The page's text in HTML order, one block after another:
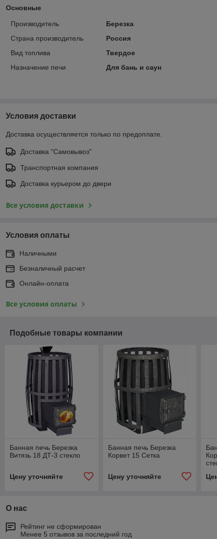
Основные
Производитель
Березка
Страна производитель
Россия
Вид топлива
Твердое
Назначение печи
Для бань и саун
Условия доставки
Доставка осуществляется только по предоплате.
Доставка "Самовывоз"
Транспортная компания
Доставка курьером до двери
Все условия доставки
Условия оплаты
Наличными
Безналичный расчет
Онлайн-оплата
Все условия оплаты
Подобные товары компании
Банная печь Березка
Витязь 18 ДТ-3 стекло
Цену уточняйте
Банная печь Березка
Корвет 15 Сетка
Цену уточняйте
О нас
Рейтинг не сформирован
Менее 5 отзывов за последний год